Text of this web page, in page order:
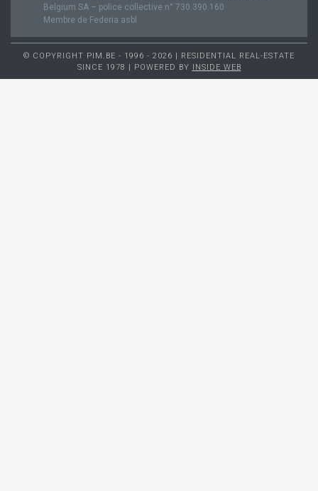
Belgium SA – police collective n° 730.390.160
Membre de Federia asbl
© COPYRIGHT PIM.BE - 1996 - 2026 | RESIDENTIAL REAL-ESTATE
SINCE 1978 | POWERED BY INSIDE WEB